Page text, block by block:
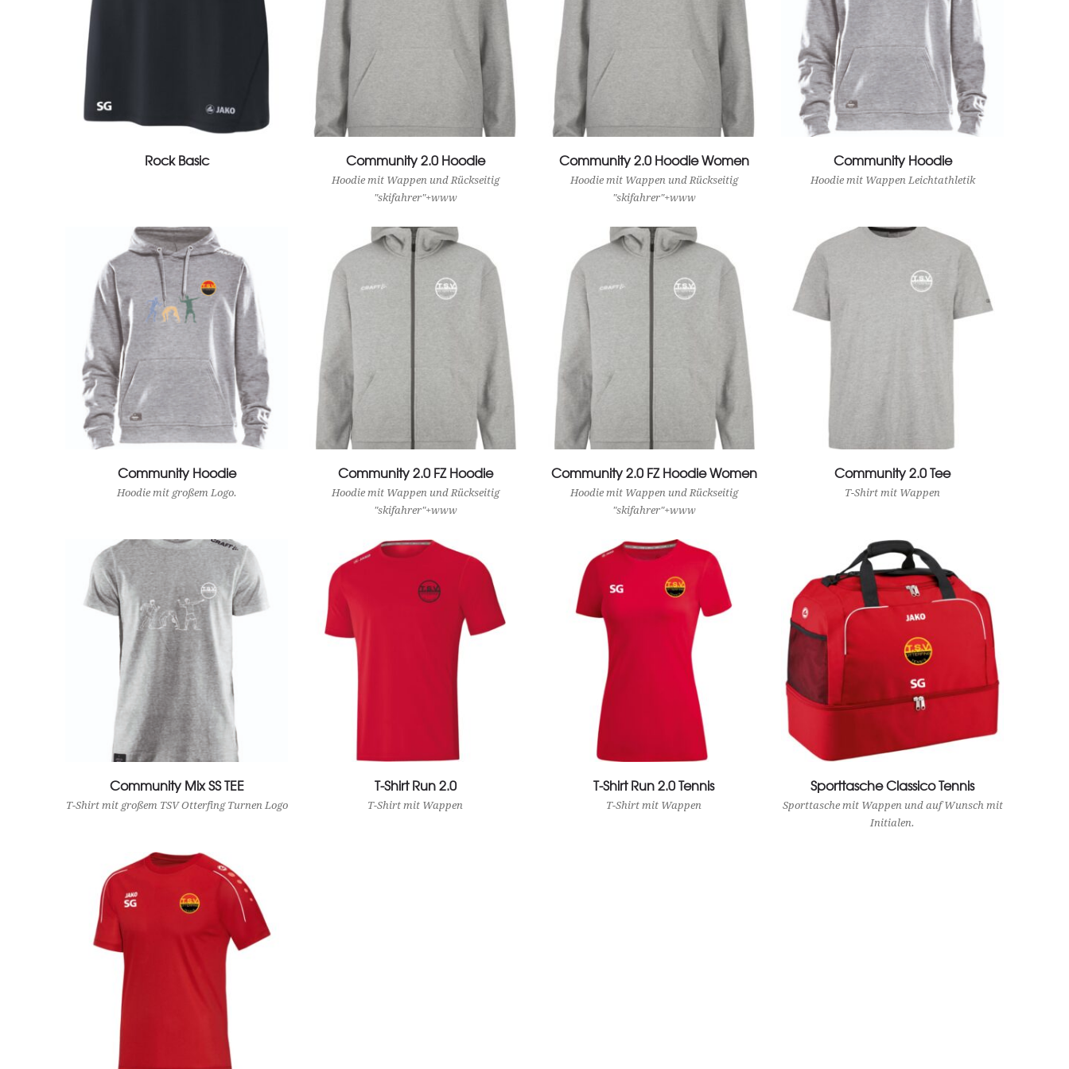
View Product
Rock Basic View Product
Community 2.0 Hoodie
Hoodie mit Wappen und Rückseitig
"skifahrer"+www
View Product
Community 2.0 Hoodie Women
Hoodie mit Wappen und Rückseitig
"skifahrer"+www
View Product
Community Hoodie
Hoodie mit Wappen Leichtathletik
View Product
Community Hoodie
Hoodie mit großem Logo.
View Product
Community 2.0 FZ Hoodie
Hoodie mit Wappen und Rückseitig
"skifahrer"+www
View Product
Community 2.0 FZ Hoodie Women
Hoodie mit Wappen und Rückseitig
"skifahrer"+www
View Product
Community 2.0 Tee
T-Shirt mit Wappen
View Product
Community Mix SS TEE
T-Shirt mit großem TSV Otterfing Turnen Logo
View Product
T-Shirt Run 2.0
T-Shirt mit Wappen
View Product
T-Shirt Run 2.0 Tennis
T-Shirt mit Wappen
View Product
Sporttasche Classico Tennis
Sporttasche mit Wappen und auf Wunsch mit
Initialen.